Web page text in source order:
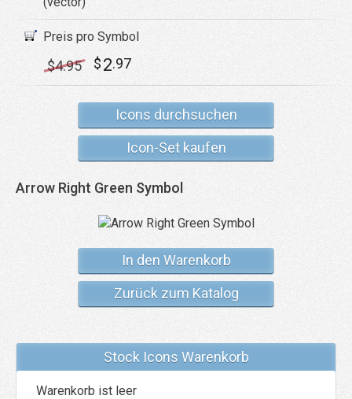
Preis pro Symbol
$4.95 $2.97
Icons durchsuchen
Icon-Set kaufen
Arrow Right Green Symbol
In den Warenkorb
Zurück zum Katalog
Stock Icons Warenkorb
Warenkorb ist leer